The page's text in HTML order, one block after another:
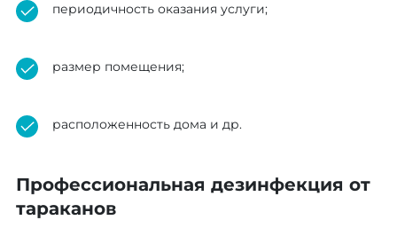
периодичность оказания услуги;
размер помещения;
расположенность дома и др.
Профессиональная дезинфекция от
тараканов